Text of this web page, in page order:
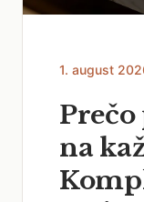
1. august
na